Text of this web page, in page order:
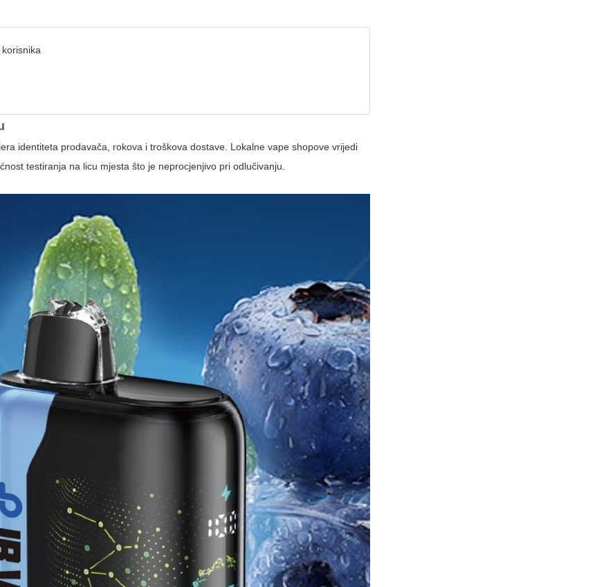
identiteta prodavača, rokova i troškova dostave. Lokalne vape shopove vrijedi
testiranja na licu mjesta što je neprocjenjivo pri odlučivanju.